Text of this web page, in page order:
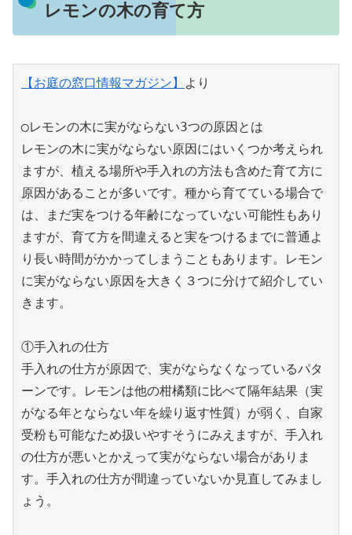
レモンの木の育て方
【お庭の窓口情報マガジン】 より
◯レモンの木に実がならない3つの原因とは
レモンの木に実がならない原因にはいくつか考えられ
ますが、植える場所や手入れの方法も含めた育て方に
原因があることが多いです。種から育てている場合で
は、まだ実をつける年齢になっていない可能性もあり
ますが、育て方を間違えると実をつけるまでに普通よ
り長い時間がかかってしまうこともあります。レモン
に実がならない原因を大きく３つに分けて紹介してい
きます。
①手入れの仕方
手入れの仕方が原因で、実がならなくなっているパタ
ーンです。レモンは他の柑橘類に比べて隔年結果（実
がなる年とならない年を繰り返す性質）が弱く、自家
受粉も可能なため扱いやすそうにみえますが、手入れ
の仕方が悪いとかえって実がならない場合がありま
す。手入れの仕方が間違っていないか見直してみまし
ょう。